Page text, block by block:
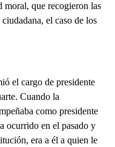
moral, que recogieron las
el caso de los
el cargo de presidente
Cuando la
como presidente
ocurrido en el pasado y
era a él a quien le